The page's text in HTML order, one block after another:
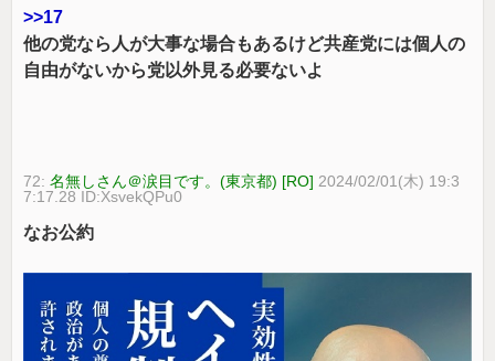
>>17
他の党なら人が大事な場合もあるけど共産党には個人の
自由がないから党以外見る必要ないよ
72:名無しさん＠涙目です。(東京都) [RO] 2024/02/01(木) 19:3
7:17.28 ID:XsvekQPu0
なお公約